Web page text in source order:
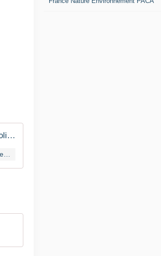
Elisabeth Borne présente les priorités du Gouvernement pour la nouvelle politique d'investissements dans les transports